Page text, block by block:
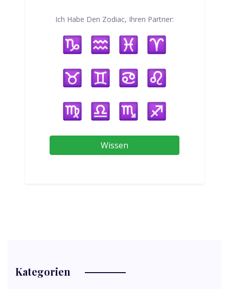
Ich Habe Den Zodiac, Ihren Partner:
Wissen
Kategorien